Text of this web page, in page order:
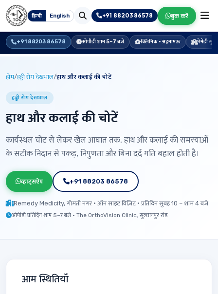
हिन्दी English +91 88203 86578 बुक करें
+91 88203 86578 ओपीडी शाम 5–7 बजे क्लिनिक · अहमामऊ रेमेडी
होम/हड्डी रोग देखभाल/हाथ और कलाई की चोटें
हड्डी रोग देखभाल
हाथ और कलाई की चोटें
कार्यस्थल चोट से लेकर खेल आघात तक, हाथ और कलाई की समस्याओं
के सटीक निदान से पकड़, निपुणता और बिना दर्द गति बहाल होती है।
व्हाट्सऐप +91 88203 86578
Remedy Medicity, गोमती नगर · ऑन साइट विज़िट · प्रतिदिन सुबह 10 – शाम 4 बजे
ओपीडी प्रतिदिन शाम 5–7 बजे · The OrthoVision Clinic, सुल्तानपुर रोड
आम स्थितियाँ